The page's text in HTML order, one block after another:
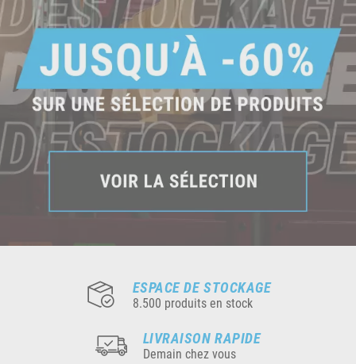
ESPACE DE STOCKAGE
8.500 produits en stock
LIVRAISON RAPIDE
Demain chez vous